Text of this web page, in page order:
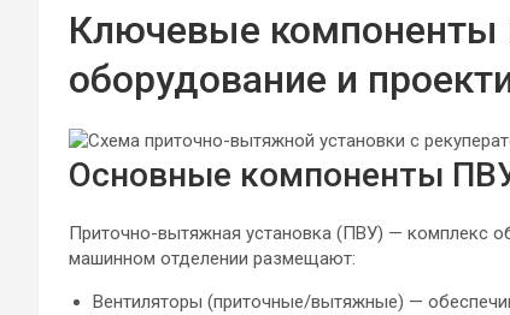
Ключевые
оборудование и
Основные компоненты
Приточно-вытяжная установка (ПВУ) — комплекс
машинном отделении размещают:
Вентиляторы (приточные/вытяжные) —